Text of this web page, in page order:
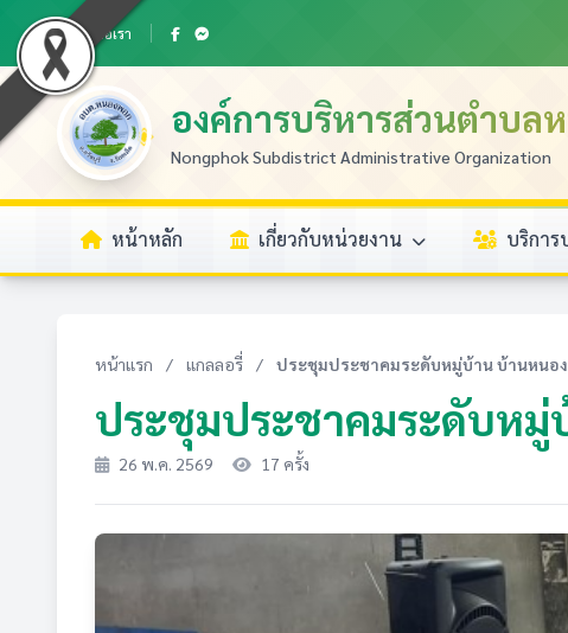
ติดต่อเรา
องค์การบริหารส่วนตำบล
Nongphok Subdistrict Administrative Organization
หน้าหลัก เกี่ยวกับหน่วยงาน บริกา
หน้าแรก / แกลลอรี่ / ประชุมประชาคมระดับหมู่บ้าน บ้านหนอ
ประชุมประชาคมระดับห
26 พ.ค. 2569 17 ครั้ง